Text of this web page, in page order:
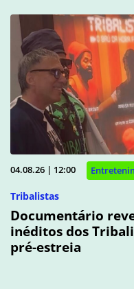
04.08.26 | 12:00
Tribalistas
Documentário
inéditos dos
pré-estreia